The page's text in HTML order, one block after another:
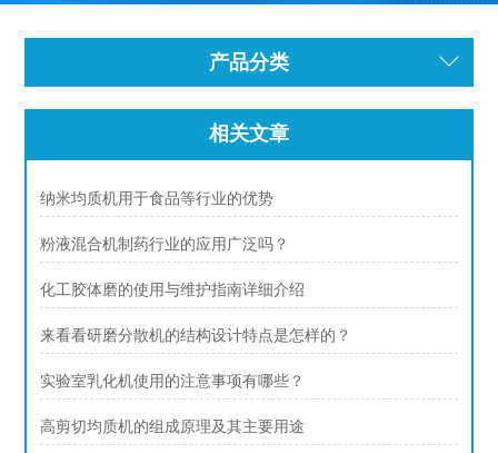
产品分类
相关文章
纳米均质机用于食品等行业的优势
粉液混合机制药行业的应用广泛吗？
化工胶体磨的使用与维护指南详细介绍
来看看研磨分散机的结构设计特点是怎样的？
实验室乳化机使用的注意事项有哪些？
高剪切均质机的组成原理及其主要用途